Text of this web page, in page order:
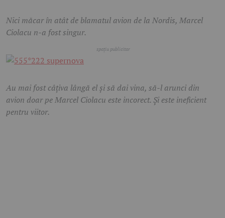
Nici măcar în atât de blamatul avion de la Nordis, Marcel
Ciolacu n-a fost singur.
Au mai fost câțiva lângă el și să dai vina, să-l arunci din
avion doar pe Marcel Ciolacu este incorect. Și este ineficient
pentru viitor.